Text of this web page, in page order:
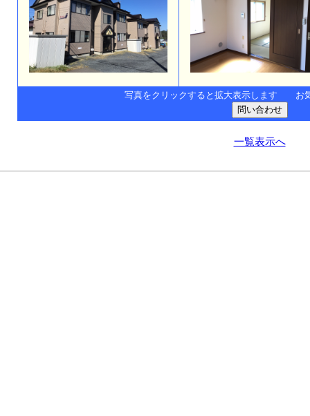
写真をクリックすると拡大表示します お
一覧表示へ